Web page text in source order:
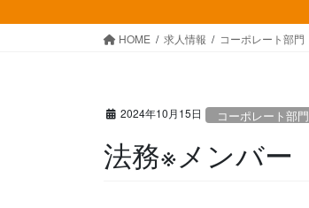
プ
動
HOME 求人情報 コーポレート部門
2024年10月15日 コーポレート部門
法務※メンバー